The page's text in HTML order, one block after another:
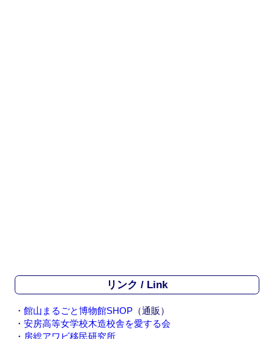
リンク / Link
・ 館山まるごと博物館SHOP （通販）
・ 安房高等女学校木造校舎を愛する会
・ 房総アワビ移民研究所